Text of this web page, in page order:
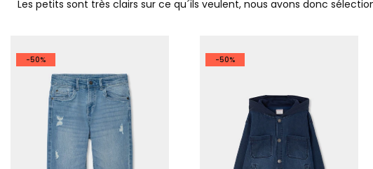
Les petits sont très clairs sur ce qu´ils veulent, nous avons donc
-50% -50%